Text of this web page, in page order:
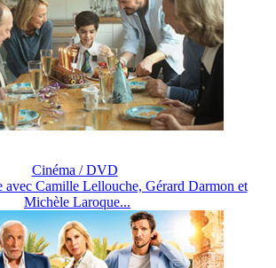
Cinéma / DVD
avec Camille Lellouche, Gérard Darmon et
Michèle Laroque...